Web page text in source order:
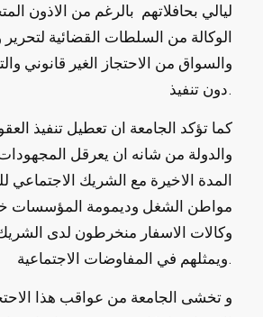
ليالي بحافلاتهم بالرغم من الاذون
الوكالة من السلطات القضائية
والسواق من الاحتجاز الغير قانوني
دون تنفيذ.
والدولة من شانه ان يعرقل
المدة الاخيرة مع الشريك الاجتماعي
مواطن الشغل وديمومة المؤسسات
وكالات الاسفار منخرطون لدى
ويمثلهم في المفاوضات الاجتماعية.